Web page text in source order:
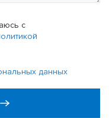
с
данных